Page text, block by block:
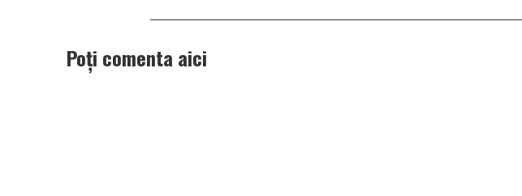
Poți comenta aici